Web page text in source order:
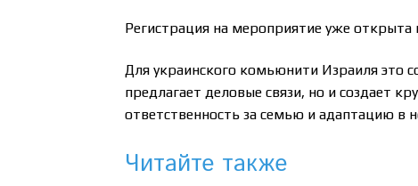
Регистрация на мероприятие уже открыта
Для украинского комьюнити Израиля это
предлагает деловые связи, но и создает
ответственность за семью и адаптацию в
Читайте также